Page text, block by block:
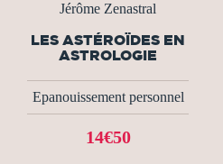
Jérôme Zenastral
LES ASTÉROÏDES EN
ASTROLOGIE
Epanouissement personnel
14€50